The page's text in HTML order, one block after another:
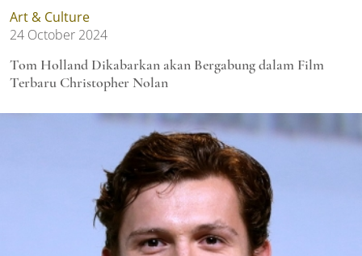
Art & Culture
24 October 2024
Tom Holland Dikabarkan akan Bergabung dalam Film
Terbaru Christopher Nolan